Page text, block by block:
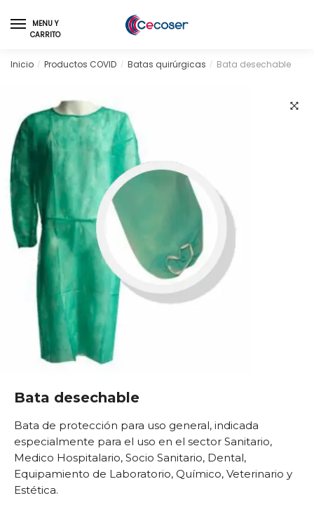
to
navigation
to
content
MENU Y
CARRITO
Inicio / Productos COVID / Batas quirúrgicas / Bata desechable
Bata desechable
Bata de protección para uso general, indicada
especialmente para el uso en el sector Sanitario,
Medico Hospitalario, Socio Sanitario, Dental,
Equipamiento de Laboratorio, Químico, Veterinario y
Estética.